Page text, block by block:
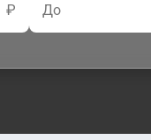
₽ До